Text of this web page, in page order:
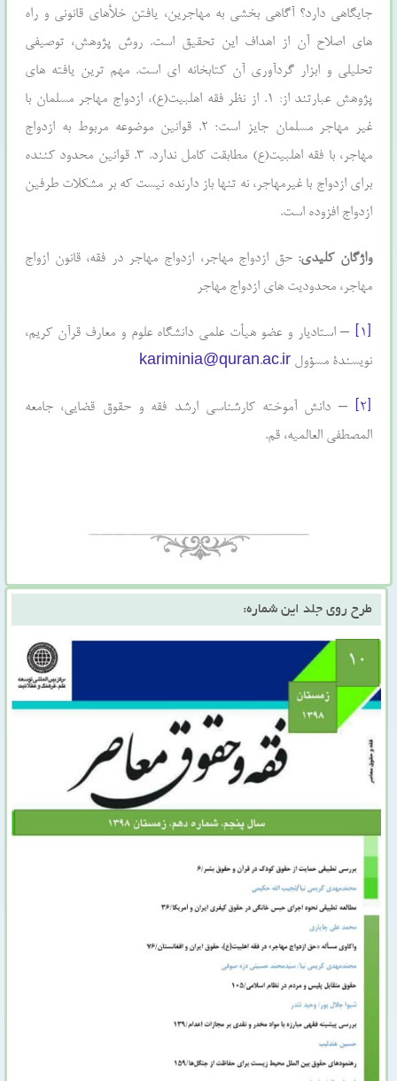
جایگاهی دارد؟ آگاهی بخشی به مهاجرین، یافتن خلأهای قانونی و راه
های اصلاح آن از اهداف این تحقیق است. روش پژوهش، توصیفی
تحلیلی و ابزار گردآوری آن کتابخانه ای است. مهم ترین یافته های
پژوهش عبارتند از: ۱. از نظر فقه اهلبیت(ع)، ازدواج مهاجر مسلمان با
غیر مهاجر مسلمان جایز است؛ ۲. قوانین موضوعه مربوط به ازدواج
مهاجر، با فقه اهلبیت(ع) مطابقت کامل ندارد. ۳. قوانین محدود کننده
برای ازدواج با غیرمهاجر، نه تنها باز دارنده نیست که بر مشکلات طرفین
ازدواج افزوده است.
واژگان کلیدی:حق ازدواج مهاجر، ازدواج مهاجر در فقه، قانون ازواج
مهاجر، محدودیت های ازدواج مهاجر
[۱]
– استادیار و عضو هیأت علمی دانشگاه علوم و معارف قرآن کریم،
نویسندۀ مسؤول kariminia@quran.ac.ir
[۲]
– دانش آموخته کارشناسی ارشد فقه و حقوق قضایی، جامعه
المصطفی العالمیه، قم.
طرح روی جلد این شماره: